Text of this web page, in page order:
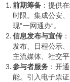
前期筹备 ：提供
时限。集成公安
现“一网通办”。
信息发布与宣传
发布、日程公示
主流媒体、社交平
参与者服务 ：开
能。引入电子票